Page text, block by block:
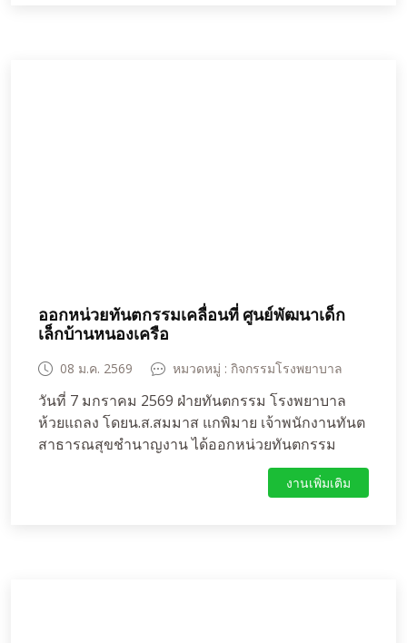
ออกหน่วยทันตกรรมเคลื่อนที่ ศูนย์พัฒนาเด็ก
เล็กบ้านหนองเครือ
08 ม.ค. 2569 หมวดหมู่ : กิจกรรมโรงพยาบาล
วันที่ 7 มกราคม 2569 ฝ่ายทันตกรรม โรงพยาบาล
ห้วยแถลง โดยน.ส.สมมาส แกพิมาย เจ้าพนักงานทันต
สาธารณสุขชำนาญงาน ได้ออกหน่วยทันตกรรม
เคลื่อนที่ ศูนย์พัฒนาเด็กเล็กบ้านหนองเครือ เพื่อ
ดำเนินกิจกรรมส่งเสริมและป้องกันทางทันตสุขภาพ
งานเพิ่มเติม